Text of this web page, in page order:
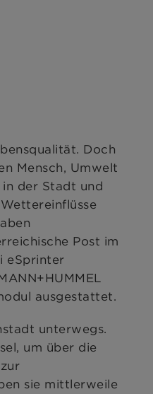
Doch
Mensch, Umwelt
der Stadt und
Post im
eSprinter
ausgestattet.
unterwegs.
um über die
sie mittlerweile